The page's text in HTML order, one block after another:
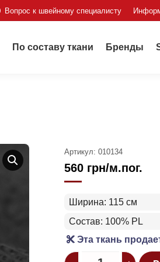
Вопрос к швейному специалисту
По составу ткани Бренды
Артикул: 010134
560 грн/м.пог.
Ширина: 115 см
Состав: 100% PL
Эта ткань
Quantity